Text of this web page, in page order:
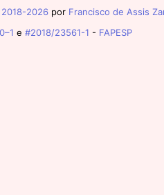
2026 por Francisco de Assis
e #2018/23561-1 - FAPESP